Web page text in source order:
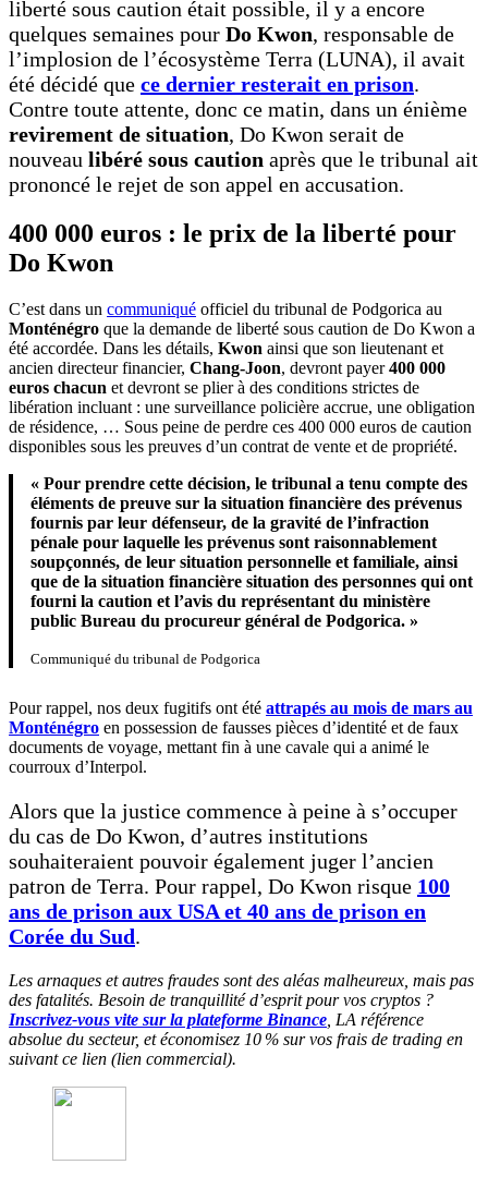
liberté sous caution était possible, il y a encore
quelques semaines pour Do Kwon, responsable de
l’implosion de l’écosystème Terra (LUNA), il avait
été décidé que ce dernier resterait en prison.
Contre toute attente, donc ce matin, dans un énième
revirement de situation, Do Kwon serait de
nouveau libéré sous caution après que le tribunal ait
prononcé le rejet de son appel en accusation.
400 000 euros : le prix de la liberté pour
Do Kwon
C’est dans un communiqué officiel du tribunal de Podgorica au
Monténégro que la demande de liberté sous caution de Do Kwon a
été accordée. Dans les détails, Kwon ainsi que son lieutenant et
ancien directeur financier, Chang-Joon, devront payer400 000
euros chacun et devront se plier à des conditions strictes de
libération incluant : une surveillance policière accrue, une obligation
de résidence, … Sous peine de perdre ces 400 000 euros de caution
disponibles sous les preuves d’un contrat de vente et de propriété.
« Pour prendre cette décision, le tribunal a tenu compte des
éléments de preuve sur la situation financière des prévenus
fournis par leur défenseur, de la gravité de l’infraction
pénale pour laquelle les prévenus sont raisonnablement
soupçonnés, de leur situation personnelle et familiale, ainsi
que de la situation financière situation des personnes qui ont
fourni la caution et l’avis du représentant du ministère
public Bureau du procureur général de Podgorica. »
Communiqué du tribunal de Podgorica
Pour rappel, nos deux fugitifs ont été attrapés au mois de mars au
Monténégro en possession de fausses pièces d’identité et de faux
documents de voyage, mettant fin à une cavale qui a animé le
courroux d’Interpol.
Alors que la justice commence à peine à s’occuper
du cas de Do Kwon, d’autres institutions
souhaiteraient pouvoir également juger l’ancien
patron de Terra. Pour rappel, Do Kwon risque 100
ans de prison aux USA et 40 ans de prison en
Corée du Sud.
Les arnaques et autres fraudes sont des aléas malheureux, mais pas
des fatalités. Besoin de tranquillité d’esprit pour vos cryptos ?
Inscrivez-vous vite sur la plateforme Binance , LA référence
absolue du secteur, et économisez 10 % sur vos frais de trading en
suivant ce lien (lien commercial).